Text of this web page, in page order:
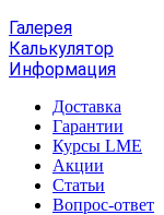
Галерея
Калькулятор
Информация
Доставка
Гарантии
Курсы LME
Акции
Статьи
Вопрос-ответ